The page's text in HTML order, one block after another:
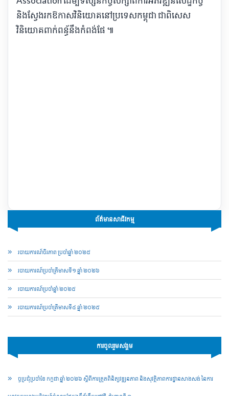
និង​ស្វែងរក​ឱកាស​វិនិយោគ​នៅ​ប្រទេស​កម្ពុជា ជាពិសេស​
វិនិយោគ​ពាក់​ពន្ធ័​នឹង​កំពង់ផែ ៕​
ព័ត៌មានសាជីវកម្ម
របាយការណ៍ចីរភាព ប្រចាំឆ្នាំ ២០២៥
របាយការណ៍​​ប្រចាំ​ត្រីមាសទី១ ឆ្នាំ ២០២៦
របាយការណ៍​​ប្រចាំ​ឆ្នាំ ២០២៥
របាយការណ៍​​ប្រចាំ​ត្រីមាសទី៤ ឆ្នាំ ២០២៥
ការចូលរួមសង្គម
ច្ចប្រជុំប្រចាំខែ កក្កដា ឆ្នាំ ២០២៦ ស្តីពីការត្រួតពិនិត្យវឌ្ឍនភាព និងសុវត្ថិភាពការដ្ឋានសាងសង់ នៃការ